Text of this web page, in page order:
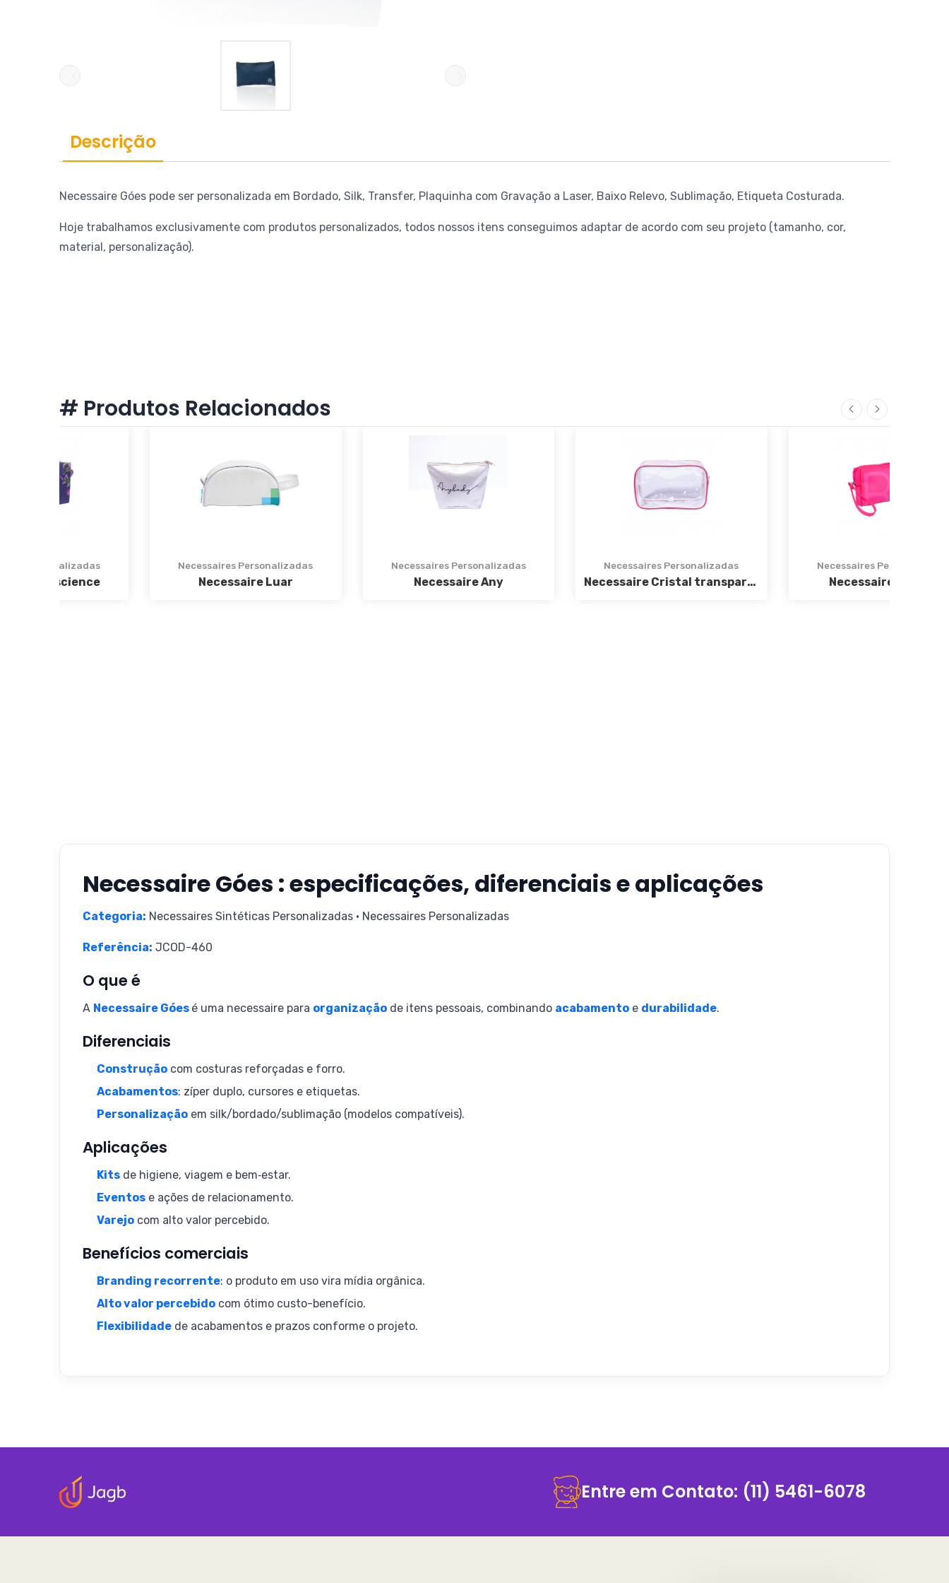
Descrição
Necessaire Góes pode ser personalizada em Bordado, Silk, Transfer, Plaquinha com Gravação a Laser, Baixo Relevo, Sublimação, Etiqueta Costurada.
Hoje trabalhamos exclusivamente com produtos personalizados, todos nossos itens conseguimos adaptar de acordo com seu projeto (tamanho, cor,
material, personalização).
# Produtos Relacionados
Necessaires Personalizadas
Necessaire Luar
Necessaires Personalizadas Necessaires Personalizadas
Necessaire Cristal transparente
Necessaires Personalizadas
Necessaire Renova
Necessaire Góes : especificações, diferenciais e aplicações
Categoria: Necessaires Sintéticas Personalizadas • Necessaires Personalizadas
Referência: JCOD-460
O que é
A Necessaire Góes é uma necessaire para organização de itens pessoais, combinando acabamento e durabilidade.
Diferenciais
Construção com costuras reforçadas e forro.
Acabamentos: zíper duplo, cursores e etiquetas.
Personalização em silk/bordado/sublimação (modelos compatíveis).
Aplicações
Kits de higiene, viagem e bem‑estar.
Eventos e ações de relacionamento.
Varejo com alto valor percebido.
Benefícios comerciais
Branding recorrente: o produto em uso vira mídia orgânica.
Alto valor percebido com ótimo custo-benefício.
Flexibilidade de acabamentos e prazos conforme o projeto.
Entre em Contato: (11) 5461-6078